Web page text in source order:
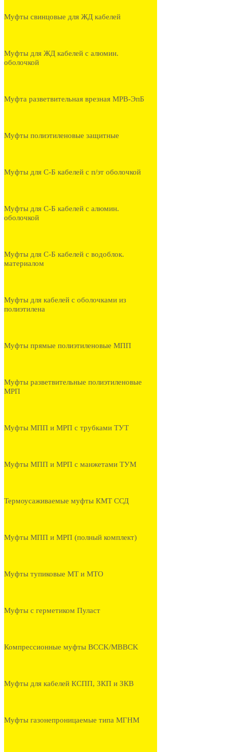
Муфты свинцовые для ЖД кабелей
Муфты для ЖД кабелей с алюмин.
оболочкой
Муфта разветвительная врезная МРВ-ЭпБ
Муфты полиэтиленовые защитные
Муфты для С-Б кабелей с п/эт оболочкой
Муфты для С-Б кабелей с алюмин.
оболочкой
Муфты для С-Б кабелей с водоблок.
материалом
Муфты для кабелей с оболочками из
полиэтилена
Муфты прямые полиэтиленовые МПП
Муфты разветвительные полиэтиленовые
МРП
Муфты МПП и МРП с трубками ТУТ
Муфты МПП и МРП с манжетами ТУМ
Термоусаживаемые муфты КМТ ССД
Муфты МПП и МРП (полный комплект)
Муфты тупиковые МТ и МТО
Муфты с герметиком Пуласт
Компрессионные муфты BCCK/MBBCK
Муфты для кабелей КСПП, ЗКП и ЗКВ
Муфты газонепроницаемые типа МГНМ